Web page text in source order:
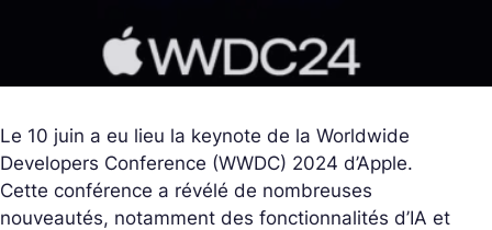
Le 10 juin a eu lieu la keynote de la Worldwide
Developers Conference (WWDC) 2024 d’Apple.
Cette conférence a révélé de nombreuses
nouveautés, notamment des fonctionnalités d’IA et